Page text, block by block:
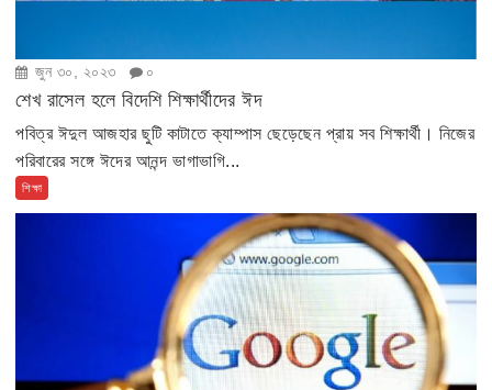
জুন ৩০, ২০২৩ ০
শেখ রাসেল হলে বিদেশি শিক্ষার্থীদের ঈদ
পবিত্র ঈদুল আজহার ছুটি কাটাতে ক্যাম্পাস ছেড়েছেন প্রায় সব শিক্ষার্থী। নিজের
পরিবারের সঙ্গে ঈদের আনন্দ ভাগাভাগি...
শিক্ষা